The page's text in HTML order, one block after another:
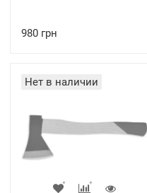
980 грн
Нет в наличии